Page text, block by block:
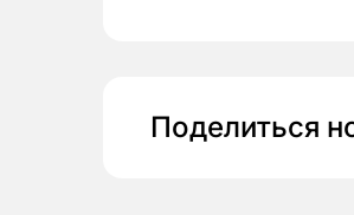
Поделиться